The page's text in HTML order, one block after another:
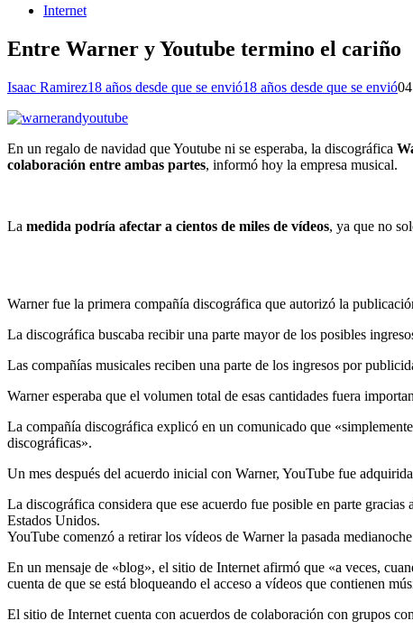
Internet
Entre Warner y Youtube termino el cariño
Isaac Ramirez18 años desde que se envió18 años desde que se envió0
En un regalo de navidad que Youtube ni se esperaba, la discográfica
colaboración entre ambas partes, informó hoy la empresa musical.
La medida podría afectar a cientos de miles de vídeos, ya que no
Warner fue la primera compañía discográfica que autorizó la
La discográfica buscaba recibir una parte mayor de los posibles
Las compañías musicales reciben una parte de los ingresos por
Warner esperaba que el volumen total de esas cantidades fuera
La compañía discográfica explicó en un comunicado que
discográficas».
Un mes después del acuerdo inicial con Warner, YouTube fue
La discográfica considera que ese acuerdo fue posible en parte
Estados Unidos.
YouTube comenzó a retirar los vídeos de Warner la pasada
En un mensaje de «blog», el sitio de Internet afirmó que «a veces,
cuenta de que se está bloqueando el acceso a vídeos que contienen
El sitio de Internet cuenta con acuerdos de colaboración con grupos